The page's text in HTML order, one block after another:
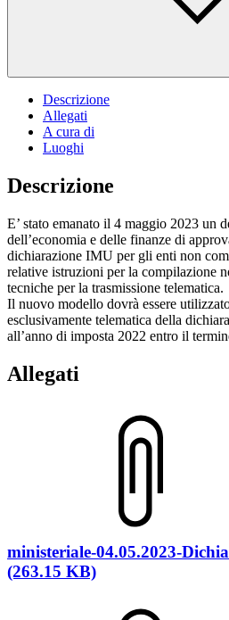
Descrizione
Allegati
A cura di
Luoghi
Descrizione
E’ stato emanato il 4 maggio 2023 un
dell’economia e delle finanze di
dichiarazione IMU per gli enti non
relative istruzioni per la compilazione
tecniche per la trasmissione telematica.
Il nuovo modello dovrà essere
esclusivamente telematica della
all’anno di imposta 2022 entro il
Allegati
ministeriale-04.05.2023-
(263.15 KB)